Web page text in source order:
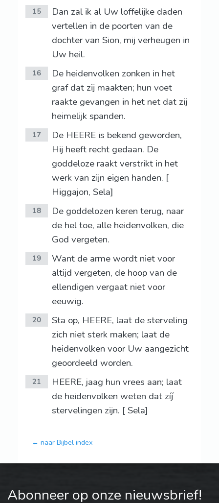
15
Dan zal ik al Uw loffelijke daden
vertellen in de poorten van de
dochter van Sion, mij verheugen in
Uw heil.
16
De heidenvolken zonken in het
graf dat zij maakten; hun voet
raakte gevangen in het net dat zij
heimelijk spanden.
17
De HEERE is bekend geworden,
Hij heeft recht gedaan. De
goddeloze raakt verstrikt in het
werk van zijn eigen handen. [
Higgajon, Sela]
18
De goddelozen keren terug, naar
de hel toe, alle heidenvolken, die
God vergeten.
19
Want de arme wordt niet voor
altijd vergeten, de hoop van de
ellendigen vergaat niet voor
eeuwig.
20
Sta op, HEERE, laat de sterveling
zich niet sterk maken; laat de
heidenvolken voor Uw aangezicht
geoordeeld worden.
21
HEERE, jaag hun vrees aan; laat
de heidenvolken weten dat zíj
stervelingen zijn. [ Sela]
← naar Bijbel index
Abonneer op onze nieuwsbrief!